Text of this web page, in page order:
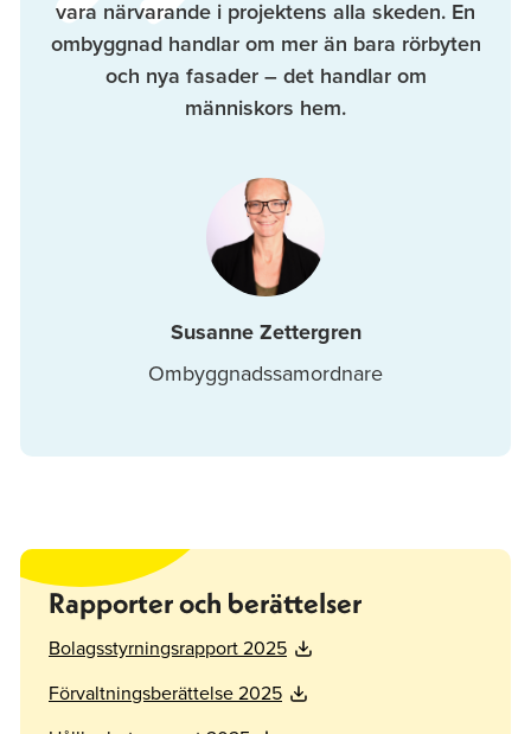
vara närvarande i projektens alla skeden. En
ombyggnad handlar om mer än bara rörbyten
och nya fasader – det handlar om
människors hem.
Susanne Zettergren
Ombyggnadssamordnare
Rapporter och berättelser
Bolagsstyrningsrapport 2025
Förvaltningsberättelse 2025